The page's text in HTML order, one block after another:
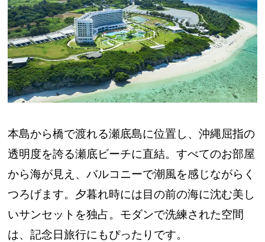
本島から橋で渡れる瀬底島に位置し、沖縄屈指の
透明度を誇る瀬底ビーチに直結。すべてのお部屋
から海が見え、バルコニーで潮風を感じながらく
つろげます。夕暮れ時には目の前の海に沈む美し
いサンセットを独占。モダンで洗練された空間
は、記念日旅行にもぴったりです。